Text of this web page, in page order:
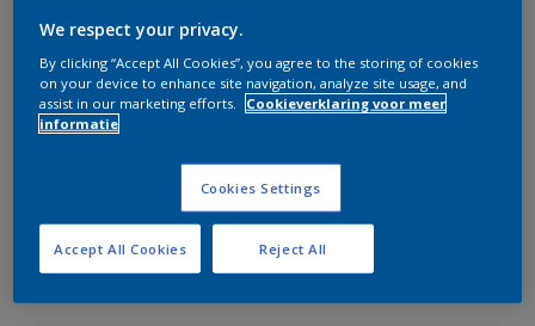
Boodschappenlijst
Vind een verkooppunt
Voeg toe aan project
Zie kleur in de Sikkens Visualizer App
We respect your privacy.
By clicking “Accept All Cookies”, you agree to the storing of cookies
on your device to enhance site navigation, analyze site usage, and
assist in our marketing efforts.
Cookieverklaring voor meer
informatie
Cookies Settings
Reject All
Accept All Cookies